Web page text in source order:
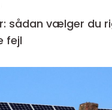
sådan vælger du
fejl